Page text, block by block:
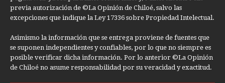
previa autorización de ©La Opinión de Chiloé, salvo las
excepciones que indique la Ley 17336 sobre Propiedad Intelectual.
Asimismo la información que se entrega proviene de fuentes que
se suponen independientes y confiables, por lo que no siempre es
posible verificar dicha información. Por lo anterior ©La Opinión
de Chiloé no asume responsabilidad por su veracidad y exactitud.